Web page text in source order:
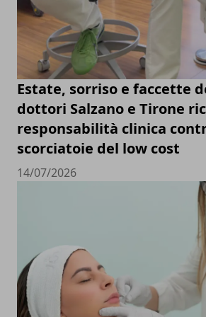
Estate, sorriso e faccette
dottori Salzano e Tirone
responsabilità clinica
scorciatoie del low cost
14/07/2026